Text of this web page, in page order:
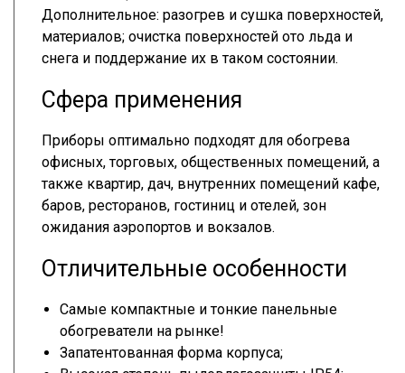
Дополнительное: разогрев и сушка поверхностей,
материалов; очистка поверхностей ото льда и
снега и поддержание их в таком состоянии.
Сфера применения
Приборы оптимально подходят для обогрева
офисных, торговых, общественных помещений, а
также квартир, дач, внутренних помещений кафе,
баров, ресторанов, гостиниц и отелей, зон
ожидания аэропортов и вокзалов.
Отличительные особенности
Самые компактные и тонкие панельные
обогреватели на рынке!
Запатентованная форма корпуса;